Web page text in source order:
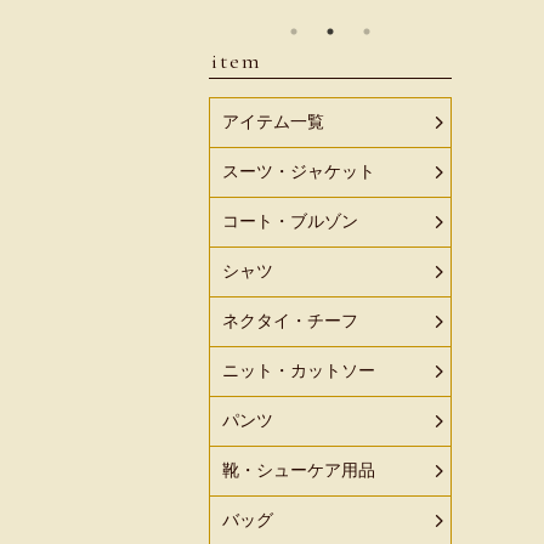
item
アイテム一覧
スーツ・ジャケット
コート・ブルゾン
シャツ
ネクタイ・チーフ
ニット・カットソー
パンツ
靴・シューケア用品
バッグ